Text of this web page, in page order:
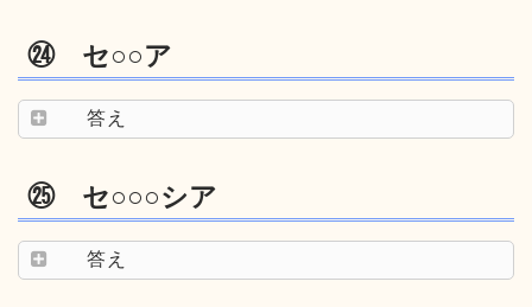
㉔ セ○○ア
答え
㉕ セ○○○シア
答え